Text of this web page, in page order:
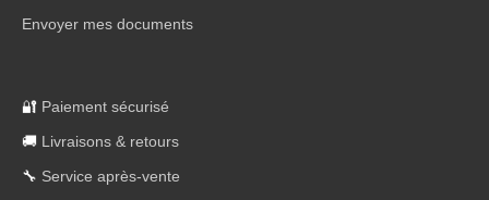
Envoyer mes documents
🔐 Paiement sécurisé
🚚 Livraisons & retours
🔧 Service après-vente